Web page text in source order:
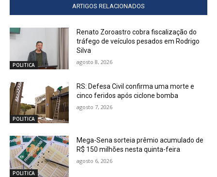
ARTIGOS RELACIONADOS
POLITICA
Renato Zoroastro cobra fiscalização do
tráfego de veículos pesados em Rodrigo
Silva
agosto 8, 2026
POLITICA
RS: Defesa Civil confirma uma morte e
cinco feridos após ciclone bomba
agosto 7, 2026
POLITICA
Mega-Sena sorteia prêmio acumulado de
R$ 150 milhões nesta quinta-feira
agosto 6, 2026